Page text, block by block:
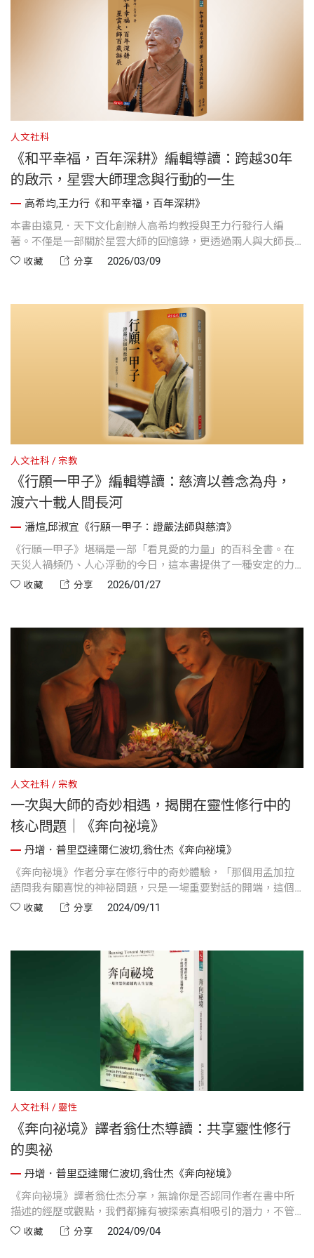
人文社科
《和平幸福，百年深耕》編輯導讀：跨越30年
的啟示，星雲大師理念與行動的一生
高希均,王力行《和平幸福，百年深耕》
本書由遠見．天下文化創辦人高希均教授與王力行發行人編
著。不僅是一部關於星雲大師的回憶錄，更透過兩人與大師長
達 30 多年的訪談與對話，詳實記錄下台灣近幾十年社會變化的
收藏 分享 2026/03/09
人文社科 宗教
《行願一甲子》編輯導讀：慈濟以善念為舟，
渡六十載人間長河
潘煊,邱淑宜《行願一甲子：證嚴法師與慈濟》
《行願一甲子》堪稱是一部「看見愛的力量」的百科全書。在
天災人禍頻仍、人心浮動的今日，這本書提供了一種安定的力
量。它告訴我們，慈悲不是高束樓閣的理念，而是腳踏實地的
收藏 分享 2026/01/27
人文社科 宗教
一次與大師的奇妙相遇，揭開在靈性修行中的
核心問題｜《奔向祕境》
丹增．普里亞達爾仁波切,翁仕杰《奔向祕境》
《奔向祕境》作者分享在修行中的奇妙體驗，「那個用孟加拉
語問我有關喜悅的神祕問題，只是一場重要對話的開端，這個
對話甚至延續到今天。儘管他一直沒有現身補足屬於他的另一
收藏 分享 2024/09/11
人文社科 靈性
《奔向祕境》譯者翁仕杰導讀：共享靈性修行
的奧祕
丹增．普里亞達爾仁波切,翁仕杰《奔向祕境》
《奔向祕境》譯者翁仕杰分享，無論你是否認同作者在書中所
描述的經歷或觀點，我們都擁有被探索真相吸引的潛力，不管
我們如何看待宗教或被文化形塑，我們每個人都有能力去擁抱
收藏 分享 2024/09/04